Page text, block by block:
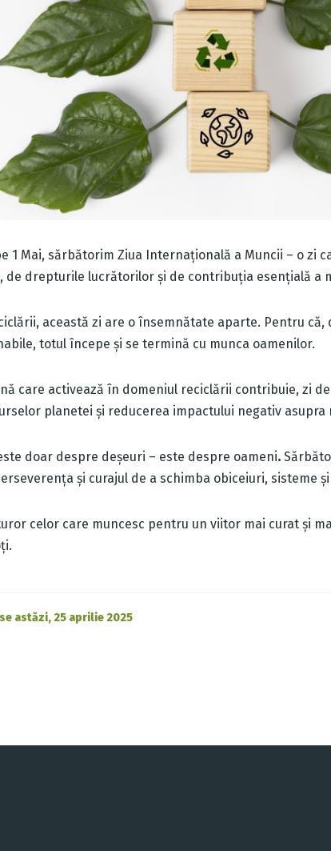
1 Mai, sărbătorim Ziua Internațională a Muncii – o zi
de drepturile lucrătorilor și de contribuția esențială a
această zi are o însemnătate aparte. Pentru
totul începe și se termină cu munca oamenilor.
care activează în domeniul reciclării contribuie, zi
planetei și reducerea impactului negativ asupra
doar despre deșeuri – este despre oameni.
și curajul de a schimba obiceiuri, sisteme
celor care muncesc pentru un viitor mai curat și
astăzi, 25 aprilie 2025